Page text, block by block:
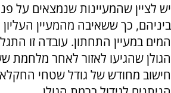
יש לציין שהמעיינות שנמצאים על
ביניהם, כך ששאיבה מהמעיין
המים במעיין התחתון. עובדה זו
הגולן שהגיעו לאזור לאחר מלחמת
חישוב מחודש של גודל שטחי